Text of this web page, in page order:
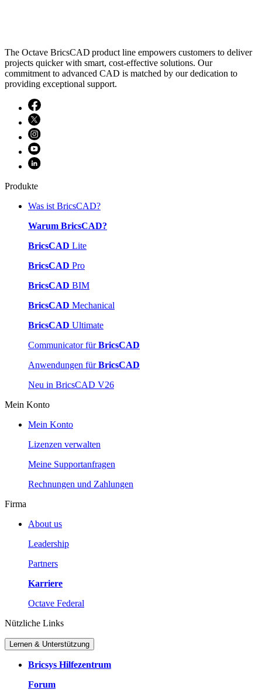
The Octave BricsCAD product line empowers customers to deliver
projects quicker with smart, cost-effective solutions. Our
commitment to advanced CAD is matched by our dedication to
providing exceptional support.
Produkte
Was ist BricsCAD?
Warum BricsCAD?
BricsCAD Lite
BricsCAD Pro
BricsCAD BIM
BricsCAD Mechanical
BricsCAD Ultimate
Communicator fürBricsCAD
Anwendungen fürBricsCAD
Neu in BricsCAD V26
Mein Konto
Mein Konto
Lizenzen verwalten
Meine Supportanfragen
Rechnungen und Zahlungen
Firma
About us
Leadership
Partners
Karriere
Octave Federal
Nützliche Links
Lernen & Unterstützung
Bricsys Hilfezentrum
Forum